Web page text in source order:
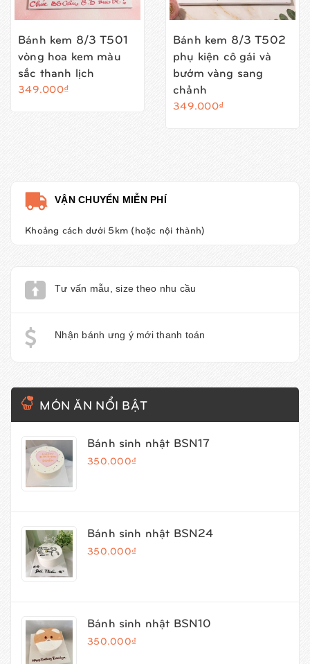
Bánh kem 8/3 T501
vòng hoa kem màu
sắc thanh lịch
349.000₫
Bánh kem 8/3 T502
phụ kiện cô gái và
bướm vàng sang
chảnh
349.000₫
VẬN CHUYỂN MIỄN PHÍ
Khoảng cách dưới 5km (hoặc nội thành)
Tư vấn mẫu, size theo nhu cầu
Nhận bánh ưng ý mới thanh toán
MÓN ĂN NỔI BẬT
Bánh sinh nhật BSN17
350.000₫
Bánh sinh nhật BSN24
350.000₫
Bánh sinh nhật BSN10
350.000₫